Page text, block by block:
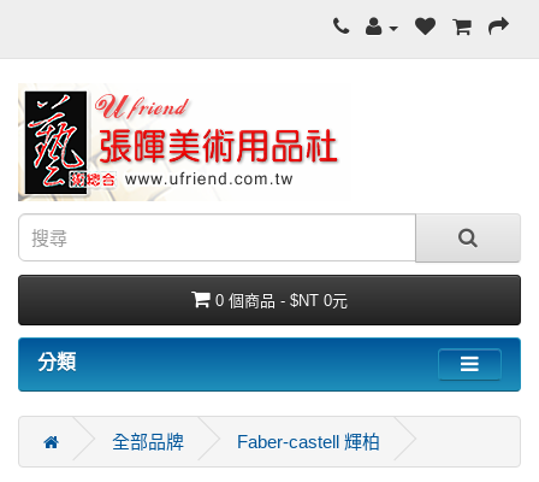
0 個商品 - $NT 0元
分類
全部品牌 Faber-castell 輝柏